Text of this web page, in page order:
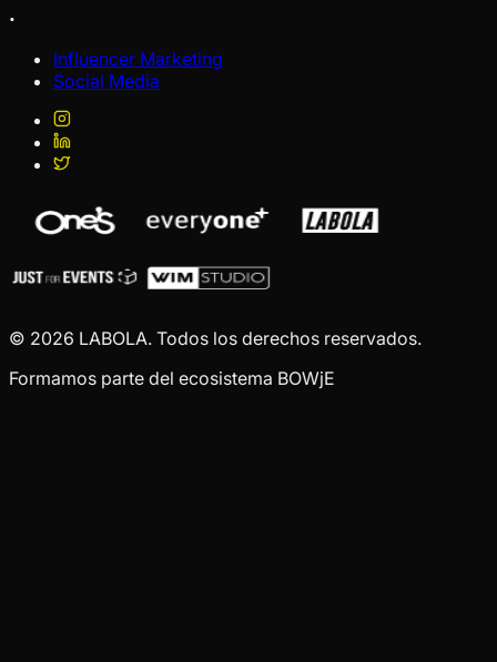
.
Influencer Marketing
Social Media
© 2026 LABOLA. Todos los derechos reservados.
Formamos parte del ecosistema BOWjE